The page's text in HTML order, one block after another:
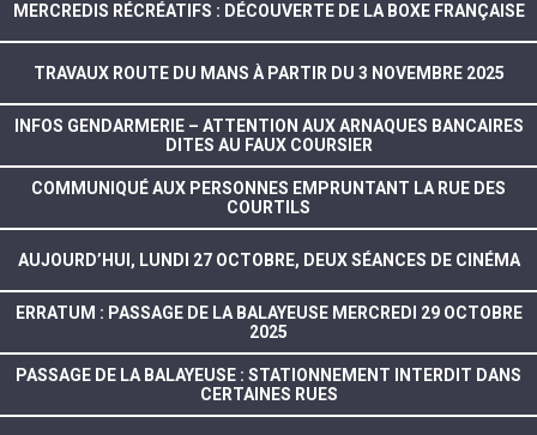
MERCREDIS RÉCRÉATIFS : DÉCOUVERTE DE LA BOXE FRANÇAISE
TRAVAUX ROUTE DU MANS À PARTIR DU 3 NOVEMBRE 2025
INFOS GENDARMERIE – ATTENTION AUX ARNAQUES BANCAIRES
DITES AU FAUX COURSIER
COMMUNIQUÉ AUX PERSONNES EMPRUNTANT LA RUE DES
COURTILS
AUJOURD’HUI, LUNDI 27 OCTOBRE, DEUX SÉANCES DE CINÉMA
ERRATUM : PASSAGE DE LA BALAYEUSE MERCREDI 29 OCTOBRE
2025
PASSAGE DE LA BALAYEUSE : STATIONNEMENT INTERDIT DANS
CERTAINES RUES